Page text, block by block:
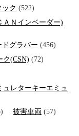
ック (522)
ＡＮインベーダー)
ドグラバー (456)
ク(CSN) (72)
ュレターキーエミュ
被害車両 (57)